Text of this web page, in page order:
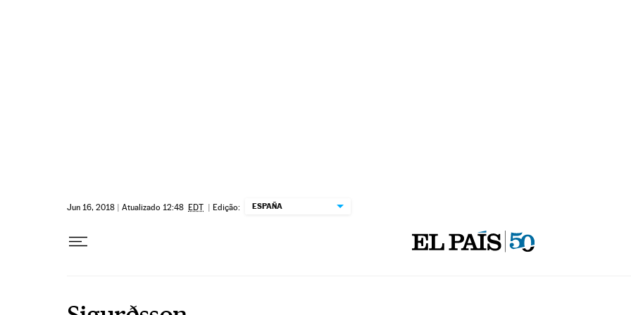
Jun 16, 2018 | Atualizado 12:48 EDT | Edição: ESPAÑA